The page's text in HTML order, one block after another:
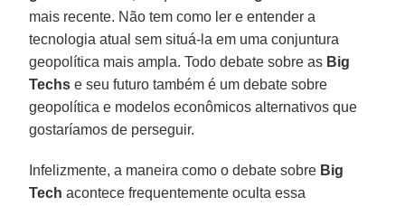
mais recente. Não tem como ler e entender a
tecnologia atual sem situá-la em uma conjuntura
geopolítica mais ampla. Todo debate sobre as Big
Techs e seu futuro também é um debate sobre
geopolítica e modelos econômicos alternativos que
gostaríamos de perseguir.
Infelizmente, a maneira como o debate sobre Big
Tech acontece frequentemente oculta essa